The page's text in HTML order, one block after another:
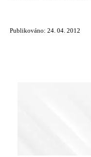
Publikováno: 24. 04. 2012